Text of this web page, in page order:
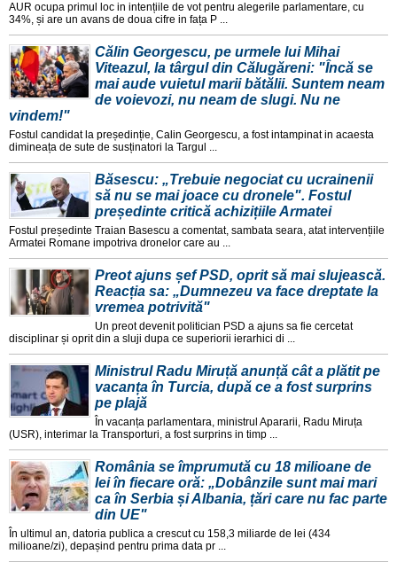
AUR ocupa primul loc in intențiile de vot pentru alegerile parlamentare, cu
34%, și are un avans de doua cifre in fața P ...
Călin Georgescu, pe urmele lui Mihai
Viteazul, la târgul din Călugăreni: "Încă se
mai aude vuietul marii bătălii. Suntem neam
de voievozi, nu neam de slugi. Nu ne
vindem!"
Fostul candidat la președinție, Calin Georgescu, a fost intampinat in acaesta
dimineața de sute de susținatori la Targul ...
Băsescu: „Trebuie negociat cu ucrainenii
să nu se mai joace cu dronele". Fostul
președinte critică achizițiile Armatei
Fostul președinte Traian Basescu a comentat, sambata seara, atat intervențiile
Armatei Romane impotriva dronelor care au ...
Preot ajuns șef PSD, oprit să mai slujească.
Reacția sa: „Dumnezeu va face dreptate la
vremea potrivită"
Un preot devenit politician PSD a ajuns sa fie cercetat
disciplinar și oprit din a sluji dupa ce superiorii ierarhici di ...
Ministrul Radu Miruță anunță cât a plătit pe
vacanța în Turcia, după ce a fost surprins
pe plajă
În vacanța parlamentara, ministrul Apararii, Radu Miruța
(USR), interimar la Transporturi, a fost surprins in timp ...
România se împrumută cu 18 milioane de
lei în fiecare oră: „Dobânzile sunt mai mari
ca în Serbia și Albania, țări care nu fac parte
din UE"
În ultimul an, datoria publica a crescut cu 158,3 miliarde de lei (434
milioane/zi), depașind pentru prima data pr ...